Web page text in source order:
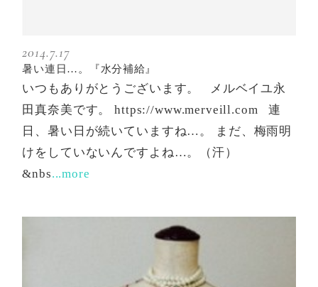
2014.7.17
暑い連日…。『水分補給』
いつもありがとうございます。 メルベイユ永
田真奈美です。 https://www.merveill.com 連
日、暑い日が続いていますね…。 まだ、梅雨明
けをしていないんですよね…。（汗）
&nbs...more